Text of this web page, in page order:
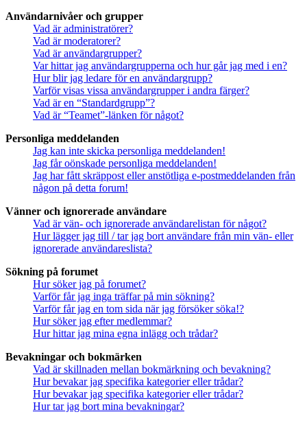
Användarnivåer och grupper
Vad är administratörer?
Vad är moderatorer?
Vad är användargrupper?
Var hittar jag användargrupperna och hur går jag med i en?
Hur blir jag ledare för en användargrupp?
Varför visas vissa användargrupper i andra färger?
Vad är en “Standardgrupp”?
Vad är “Teamet”-länken för något?
Personliga meddelanden
Jag kan inte skicka personliga meddelanden!
Jag får oönskade personliga meddelanden!
Jag har fått skräppost eller anstötliga e-postmeddelanden från
någon på detta forum!
Vänner och ignorerade användare
Vad är vän- och ignorerade användarelistan för något?
Hur lägger jag till / tar jag bort användare från min vän- eller
ignorerade användareslista?
Sökning på forumet
Hur söker jag på forumet?
Varför får jag inga träffar på min sökning?
Varför får jag en tom sida när jag försöker söka!?
Hur söker jag efter medlemmar?
Hur hittar jag mina egna inlägg och trådar?
Bevakningar och bokmärken
Vad är skillnaden mellan bokmärkning och bevakning?
Hur bevakar jag specifika kategorier eller trådar?
Hur bevakar jag specifika kategorier eller trådar?
Hur tar jag bort mina bevakningar?